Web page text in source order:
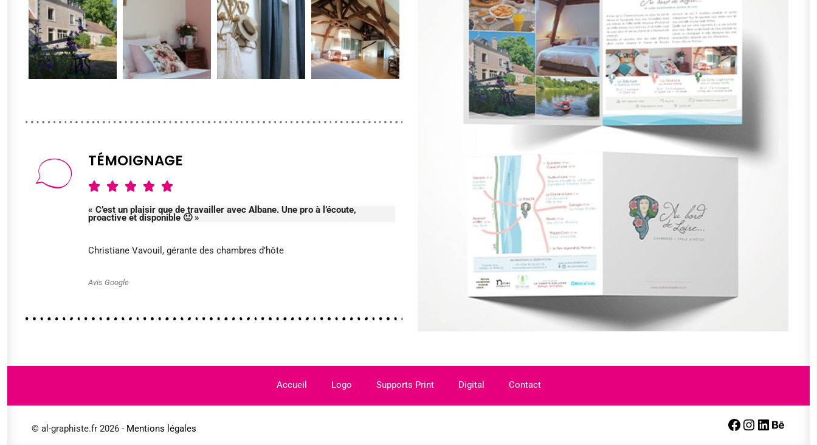
TÉMOIGNAGE
« C’est un plaisir que de travailler avec Albane. Une pro à l’écoute,
proactive et disponible 🙂 »
Christiane Vavouil, gérante des chambres d’hôte
Avis Google
Accueil Logo Supports Print Digital Contact
© al-graphiste.fr 2026 - Mentions légales